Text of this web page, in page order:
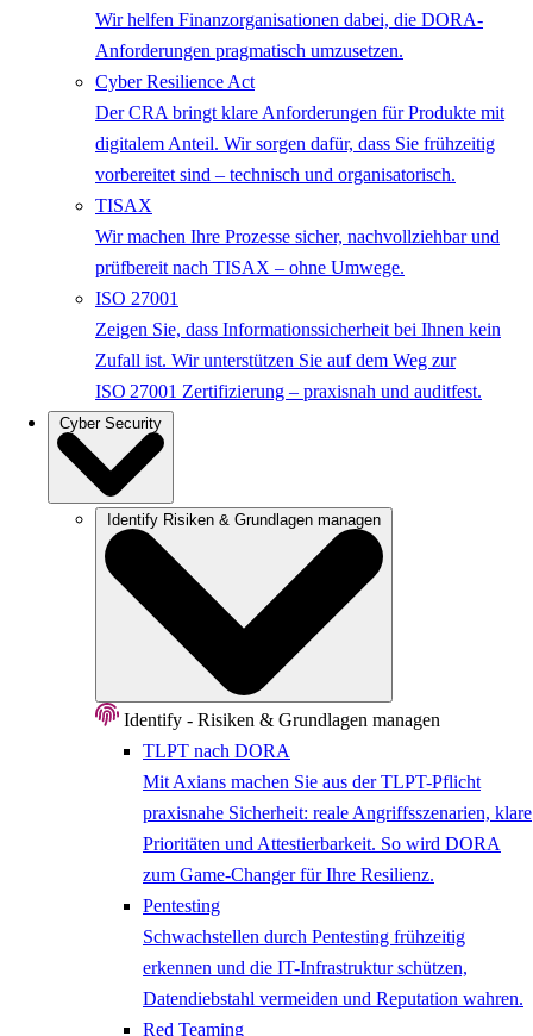
Wir helfen Finanzorganisationen dabei, die DORA-
Anforderungen pragmatisch umzusetzen.
Cyber Resilience Act
Der CRA bringt klare Anforderungen für Produkte mit
digitalem Anteil. Wir sorgen dafür, dass Sie frühzeitig
vorbereitet sind – technisch und organisatorisch.
TISAX
Wir machen Ihre Prozesse sicher, nachvollziehbar und
prüfbereit nach TISAX – ohne Umwege.
ISO 27001
Zeigen Sie, dass Informationssicherheit bei Ihnen kein
Zufall ist. Wir unterstützen Sie auf dem Weg zur
ISO 27001 Zertifizierung – praxisnah und auditfest.
Cyber Security
Identify Risiken & Grundlagen managen
Identify - Risiken & Grundlagen managen
TLPT nach DORA
Mit Axians machen Sie aus der TLPT-Pflicht
praxisnahe Sicherheit: reale Angriffsszenarien, klare
Prioritäten und Attestierbarkeit. So wird DORA
zum Game-Changer für Ihre Resilienz.
Pentesting
Schwachstellen durch Pentesting frühzeitig
erkennen und die IT-Infrastruktur schützen,
Datendiebstahl vermeiden und Reputation wahren.
Red Teaming